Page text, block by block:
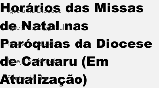
Igreja na Diocese
Igreja no Regional
Igreja no Brasil
Igreja no Mundo
Santo do dia
Horários das Missas
de Natal nas
Paróquias da Diocese
de Caruaru (Em
Atualização)